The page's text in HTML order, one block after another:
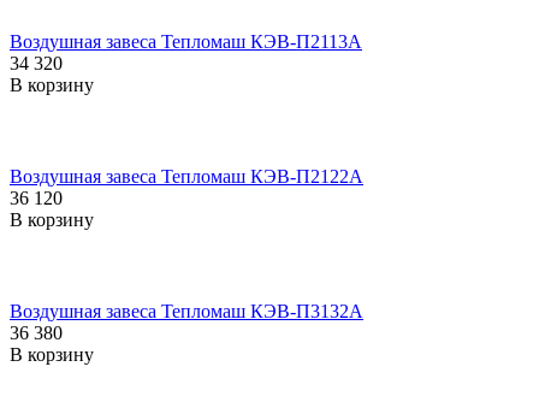
Воздушная завеса Тепломаш КЭВ-П2113A
34 320
В корзину
Воздушная завеса Тепломаш КЭВ-П2122A
36 120
В корзину
Воздушная завеса Тепломаш КЭВ-П3132A
36 380
В корзину